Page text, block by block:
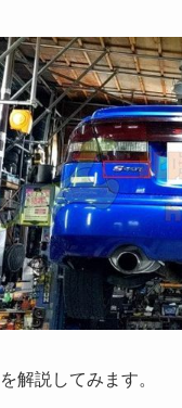
を解説してみます。